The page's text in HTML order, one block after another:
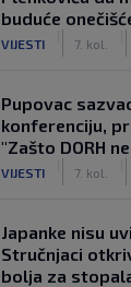
buduće
VIJESTI 7. kol.
Pupovac
konferenciju,
"Zašto DORH
VIJESTI 7. kol.
Japanke nisu
Stručnjaci
bolja za